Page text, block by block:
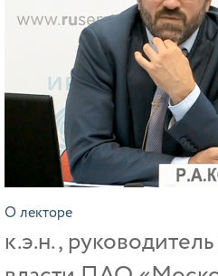
О лекторе
к.э.н.,